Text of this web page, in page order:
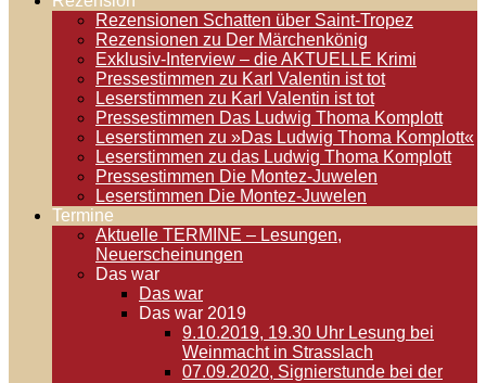
Rezensionen Schatten über Saint-Tropez
Rezensionen zu Der Märchenkönig
Exklusiv-Interview – die AKTUELLE Krimi
Pressestimmen zu Karl Valentin ist tot
Leserstimmen zu Karl Valentin ist tot
Pressestimmen Das Ludwig Thoma Komplott
Leserstimmen zu »Das Ludwig Thoma Komplott«
Leserstimmen zu das Ludwig Thoma Komplott
Pressestimmen Die Montez-Juwelen
Leserstimmen Die Montez-Juwelen
Termine
Aktuelle TERMINE – Lesungen,
Neuerscheinungen
Das war
Das war
Das war 2019
9.10.2019, 19.30 Uhr Lesung bei
Weinmacht in Strasslach
07.09.2020, Signierstunde bei der